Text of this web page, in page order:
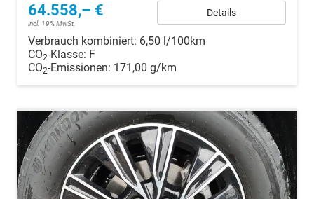
64.558,– €
incl. 19% MwSt.
Details
Verbrauch kombiniert: 6,50 l/100km
CO2-Klasse: F
CO2-Emissionen: 171,00 g/km